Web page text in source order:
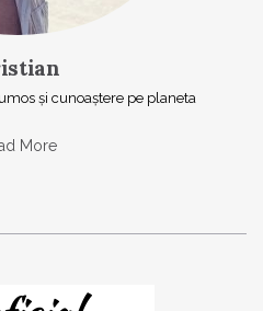
și cunoaștere pe planeta
More